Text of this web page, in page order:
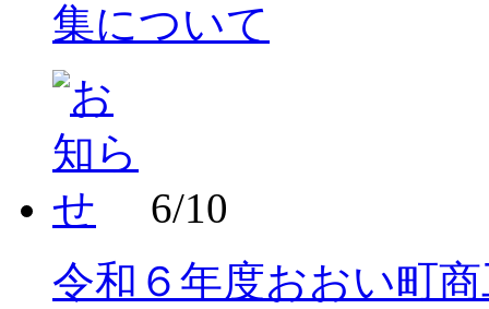
集について
6/10
令和６年度おおい町